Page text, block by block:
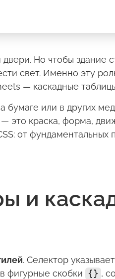
двери. Но чтобы здание
свет. Именно эту
— каскадные
или в других
— это краска, форма,
от фундаментальных
и
. Селектор
фигурные скобки
{} ,